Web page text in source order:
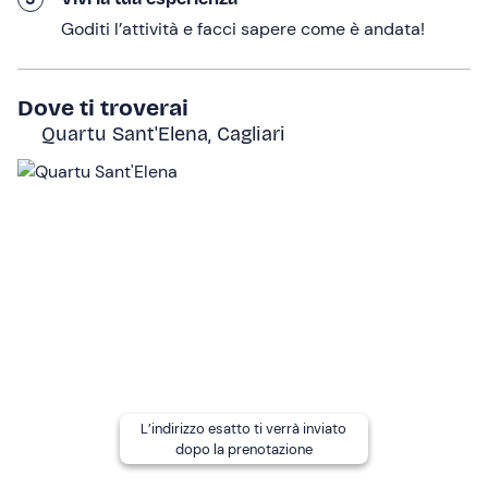
accompagnati da una bevanda a scelta tra cui
prosecco, vino, birra, spirtz o bibite analcoliche. Il tutto in
un’atmosfera intima e rilassata, lontani dal caos e
immersi nella magia della natura.
Con il sole che scivola oltre l’orizzonte, riprenderemo la
navigazione per rientrare al punto di partenza.
di conferma della prenotazione per segnalare la
presenza e richiedere supporto all'imbarco.
Goditi l’attività e facci sapere come è andata!
Dove ti troverai
Quartu Sant'Elena, Cagliari
L’indirizzo esatto ti verrà inviato
dopo la prenotazione